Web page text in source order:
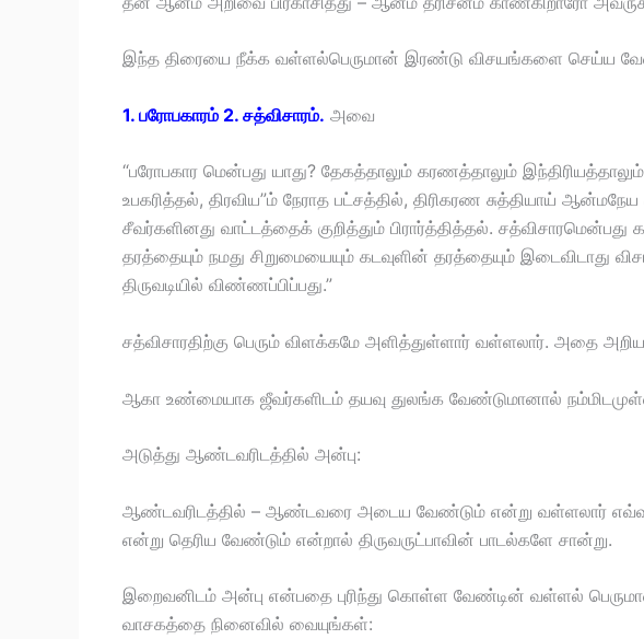
இந்த திரையை நீக்க வள்ளல்பெருமான் இரண்டு விசயங்களை செய்ய
1. பரோபகாரம் 2. சத்விசாரம். அவை
“பரோபகார மென்பது யாது? தேகத்தாலும் கரணத்தாலும்
உபகரித்தல், திரவிய”ம் நேராத பட்சத்தில், திரிகரண சுத்தியாய்
சீவர்களினது வாட்டத்தைக் குறித்தும் பிரார்த்தித்தல். சத்விசாரமென்பது
தரத்தையும் நமது சிறுமையையும் கடவுளின் தரத்தையும் இடைவிடாது
திருவடியில் விண்ணப்பிப்பது.”
சத்விசாரதிற்கு பெரும் விளக்கமே அளித்துள்ளார் வள்ளலார். அதை
ஆகா உண்மையாக ஜீவர்களிடம் தயவு துலங்க வேண்டுமானால்
அடுத்து ஆண்டவரிடத்தில் அன்பு:
ஆண்டவரிடத்தில் – ஆண்டவரை அடைய வேண்டும் என்று வள்ளலார்
என்று தெரிய வேண்டும் என்றால் திருவருட்பாவின் பாடல்களே சான்று.
இறைவனிடம் அன்பு என்பதை புரிந்து கொள்ள வேண்டின் வள்ளல்
வாசகத்தை நினைவில் வையுங்கள்: